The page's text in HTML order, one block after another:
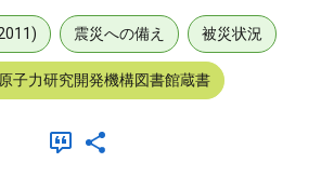
震災への備え 被災状況
子力研究開発機構図書館蔵書